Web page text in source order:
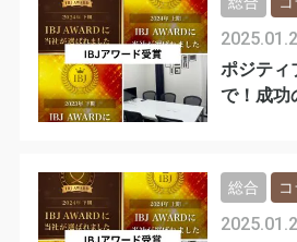
ポジティ
で！成功
総合